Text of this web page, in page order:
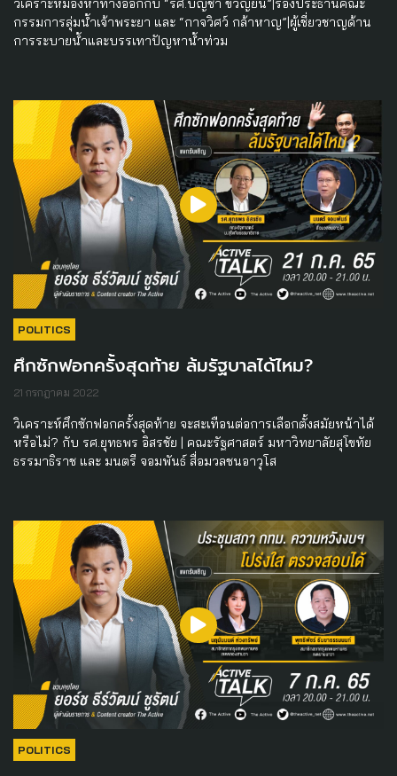
วิเคราะห์มองหาทางออกกับ “รศ.บัญชา ขวัญยืน”|รองประธานคณะ
กรรมการลุ่มน้ำเจ้าพระยา และ “กาจวิศว์ กล้าหาญ”|ผู้เชี่ยวชาญด้าน
การระบายน้ำและบรรเทาปัญหาน้ำท่วม
POLITICS
ศึกซักฟอกครั้งสุดท้าย ล้มรัฐบาลได้ไหม?
21 กรกฎาคม 2022
วิเคราะห์ศึกซักฟอกครั้งสุดท้าย จะสะเทือนต่อการเลือกตั้งสมัยหน้าได้
หรือไม่? กับ รศ.ยุทธพร อิสรชัย | คณะรัฐศาสตร์ มหาวิทยาลัยสุโขทัย
ธรรมาธิราช และ มนตรี จอมพันธ์ สื่อมวลชนอาวุโส
POLITICS